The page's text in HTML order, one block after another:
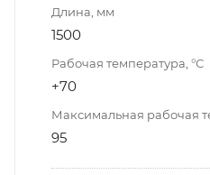
Длина, мм
1500
Рабочая температура, °С
+70
Максимальная рабочая
95